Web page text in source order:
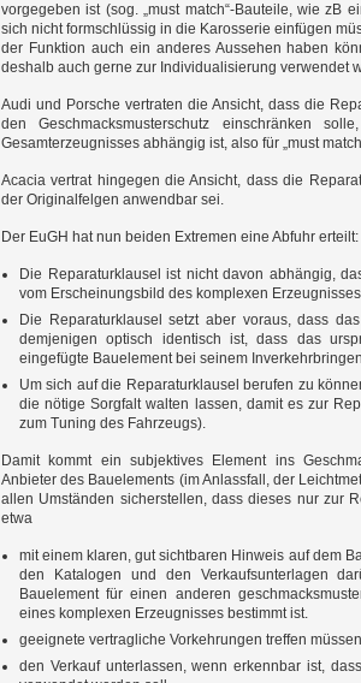
vorgegeben ist (sog. „must match“-Bauteile, wie zB
sich nicht formschlüssig in die Karosserie einfügen
der Funktion auch ein anderes Aussehen haben
deshalb auch gerne zur Individualisierung verwendet
Audi und Porsche vertraten die Ansicht, dass die
den Geschmacksmusterschutz einschränken
Gesamterzeugnisses abhängig ist, also für „must
Acacia vertrat hingegen die Ansicht, dass die
der Originalfelgen anwendbar sei.
Der EuGH hat nun beiden Extremen eine Abfuhr erteilt:
Die Reparaturklausel ist nicht davon abhängig,
vom Erscheinungsbild des komplexen
Die Reparaturklausel setzt aber voraus, dass
demjenigen optisch identisch ist, dass das
eingefügte Bauelement bei seinem
Um sich auf die Reparaturklausel berufen zu
die nötige Sorgfalt walten lassen, damit es zur
zum Tuning des Fahrzeugs).
Damit kommt ein subjektives Element ins
Anbieter des Bauelements (im Anlassfall, der
allen Umständen sicherstellen, dass dieses nur zur
etwa
mit einem klaren, gut sichtbaren Hinweis auf dem
den Katalogen und den Verkaufsunterlagen
Bauelement für einen anderen
eines komplexen Erzeugnisses bestimmt ist.
geeignete vertragliche Vorkehrungen treffen müssen
den Verkauf unterlassen, wenn erkennbar ist,